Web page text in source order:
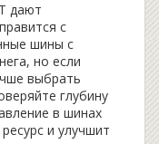
дают
с
шины с
но если
выбрать
глубину
в шинах
и улучшит